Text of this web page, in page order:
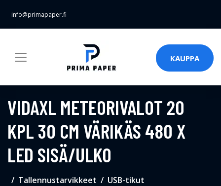
info@primapaper.fi
KAUPPA
VIDAXL METEORIVALOT 20
KPL 30 CM VÄRIKÄS 480 X
LED SISÄ/ULKO
Tallennustarvikkeet USB-tikut